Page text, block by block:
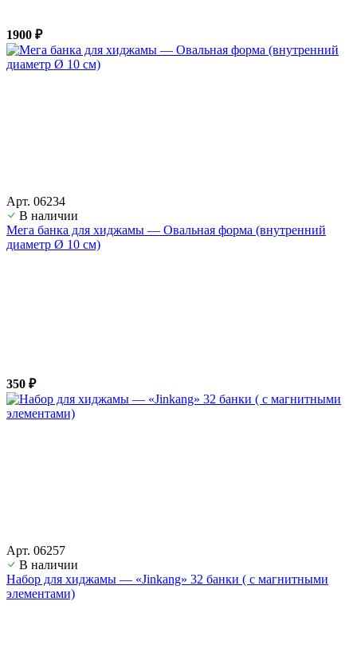
1900 ₽
Арт. 06234
В наличии
Мега банка для хиджамы — Овальная форма (внутренний
диаметр Ø 10 см)
350 ₽
Арт. 06257
В наличии
Набор для хиджамы — «Jinkang» 32 банки ( с магнитными
элементами)